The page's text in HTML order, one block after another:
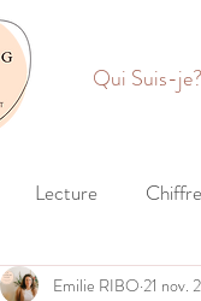
Qui Suis-je?
Lecture
Emilie RIBO 21 nov.